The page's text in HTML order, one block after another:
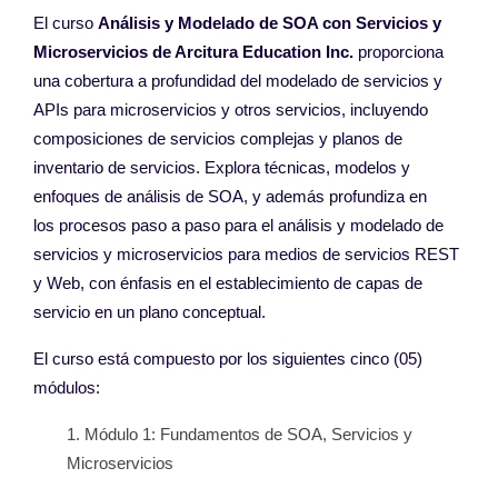
El curso Análisis y Modelado de SOA con Servicios y
Microservicios de Arcitura Education Inc. proporciona
una cobertura a profundidad del modelado de servicios y
APIs para microservicios y otros servicios, incluyendo
composiciones de servicios complejas y planos de
inventario de servicios. Explora técnicas, modelos y
enfoques de análisis de SOA, y además profundiza en
los procesos paso a paso para el análisis y modelado de
servicios y microservicios para medios de servicios REST
y Web, con énfasis en el establecimiento de capas de
servicio en un plano conceptual.
El curso está compuesto por los siguientes cinco (05)
módulos:
Módulo 1: Fundamentos de SOA, Servicios y
Microservicios